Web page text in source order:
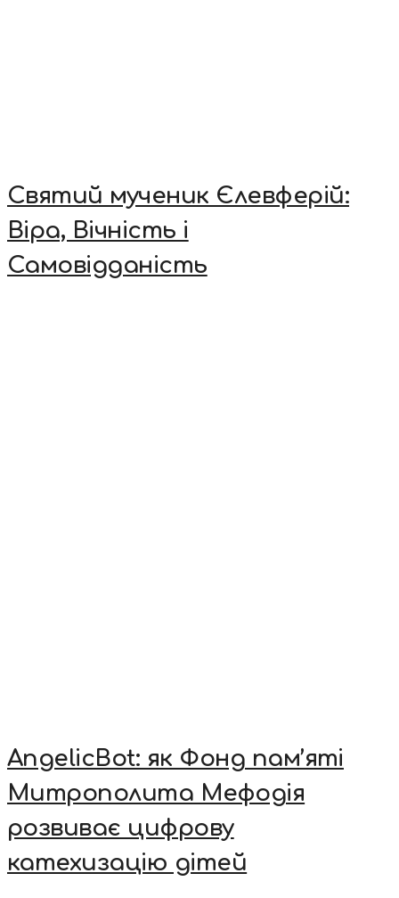
Святий мученик Єлевферій:
Віра, Вічність і
Самовідданість
AngelicBot: як Фонд пам’яті
Митрополита Мефодія
розвиває цифрову
катехизацію дітей